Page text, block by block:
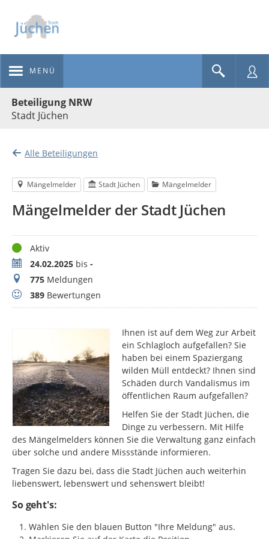
MENÜ
Beteiligung NRW
Stadt Jüchen
Alle Beteiligungen
Mängelmelder Stadt Jüchen Mängelmelder
Mängelmelder der Stadt Jüchen
StatusAktiv
Zeitraum24.02.2025 bis -
Meldungen
775 Meldungen
Bewertungen
389 Bewertungen
Ihnen ist auf dem Weg zur Arbeit
ein Schlagloch aufgefallen? Sie
haben bei einem Spaziergang
wilden Müll entdeckt? Ihnen sind
Schäden durch Vandalismus im
öffentlichen Raum aufgefallen?
Helfen Sie der Stadt Jüchen, die
Dinge zu verbessern. Mit Hilfe
des Mängelmelders können Sie die Verwaltung ganz einfach
über solche und andere Missstände informieren.
Tragen Sie dazu bei, dass die Stadt Jüchen auch weiterhin
liebenswert, lebenswert und sehenswert bleibt!
So geht's:
Wählen Sie den blauen Button "Ihre Meldung" aus.